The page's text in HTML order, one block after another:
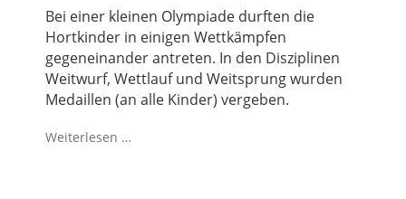
Bei einer kleinen Olympiade durften die
Hortkinder in einigen Wettkämpfen
gegeneinander antreten. In den Disziplinen
Weitwurf, Wettlauf und Weitsprung wurden
Medaillen (an alle Kinder) vergeben.
Weiterlesen …